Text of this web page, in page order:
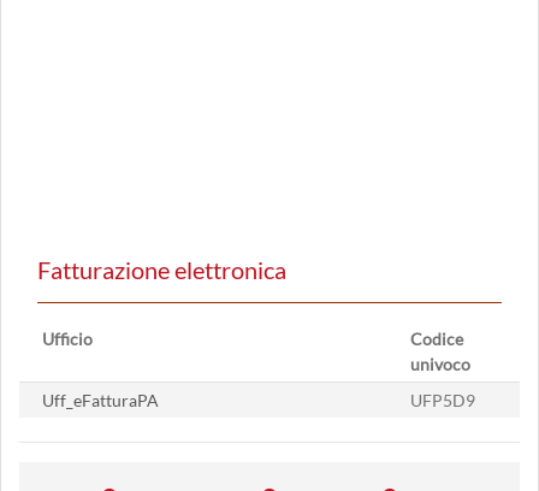
Fatturazione elettronica
Ufficio
Codice
univoco
Uff_eFatturaPA
UFP5D9